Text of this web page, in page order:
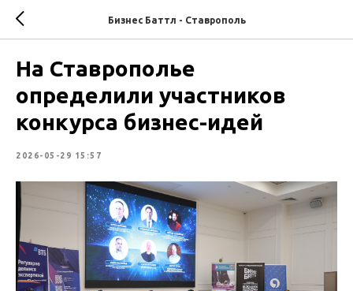
Бизнес Баттл - Ставрополь
На Ставрополье
определили участников
конкурса бизнес-идей
2026-05-29 15:57